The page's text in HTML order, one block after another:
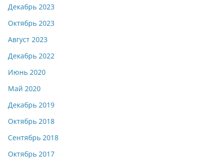
Декабрь 2023
Октябрь 2023
Август 2023
Декабрь 2022
Июнь 2020
Май 2020
Декабрь 2019
Октябрь 2018
Сентябрь 2018
Октябрь 2017